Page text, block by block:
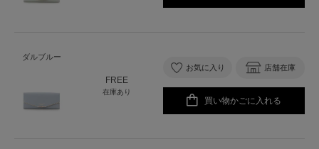
ダルブルー
FREE
在庫あり
お気に入り 店舗在庫
買い物かごに入れる